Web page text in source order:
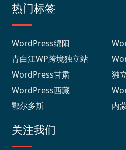
热门标签
WordPress绵阳
青白江WP跨境独立站
WordPress甘肃
独
WordPress西藏
鄂尔多斯
内
关注我们